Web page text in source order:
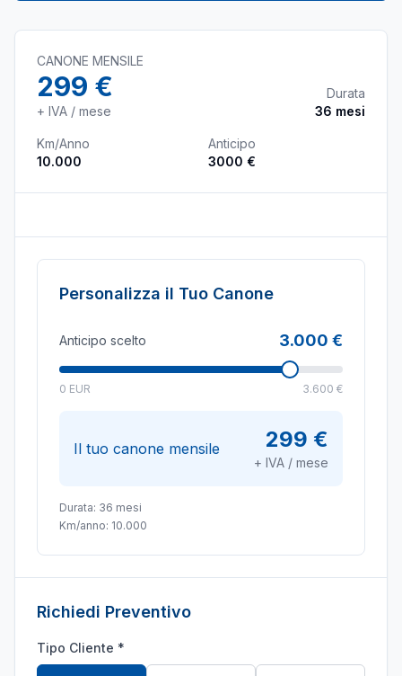
CANONE MENSILE
299 €
+ IVA / mese
Durata
36 mesi
Km/Anno
10.000
Anticipo
3000 €
Personalizza il Tuo Canone
Anticipo scelto 3.000 €
0 EUR 3.600 €
Il tuo canone mensile 299 €
+ IVA / mese
Durata: 36 mesi
Km/anno: 10.000
Richiedi Preventivo
Tipo Cliente *